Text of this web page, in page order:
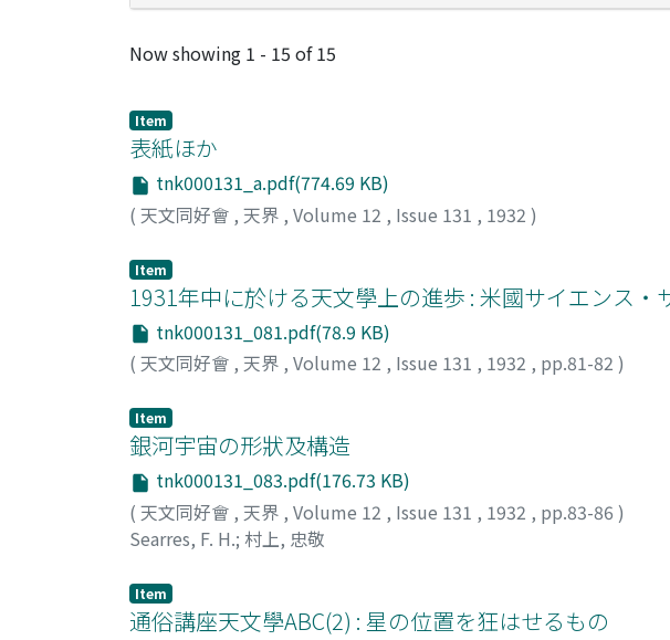
Recent Submissions
Now showing 1 - 15 of 15
Item
表紙ほか
tnk000131_a.pdf(774.69 KB)
( 天文同好會 , 天界 , Volume 12 , Issue 131 , 1932 )
Item
1931年中に於ける天文學上の進歩 : 米國サイエンス
tnk000131_081.pdf(78.9 KB)
( 天文同好會 , 天界 , Volume 12 , Issue 131 , 1932 , pp.81-82 )
Item
銀河宇宙の形狀及構造
tnk000131_083.pdf(176.73 KB)
( 天文同好會 , 天界 , Volume 12 , Issue 131 , 1932 , pp.83-86 )
Searres, F. H.; 村上, 忠敬
Item
通俗講座天文學ABC(2) : 星の位置を狂はせるもの